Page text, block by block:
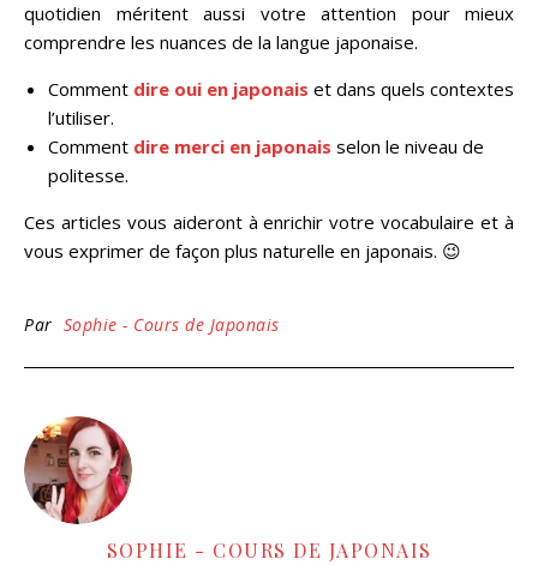
quotidien méritent aussi votre attention pour mieux
comprendre les nuances de la langue japonaise.
Comment dire oui en japonais et dans quels contextes
l’utiliser.
Comment dire merci en japonais selon le niveau de
politesse.
Ces articles vous aideront à enrichir votre vocabulaire et à
vous exprimer de façon plus naturelle en japonais. 😉
Par Sophie - Cours de Japonais
SOPHIE - COURS DE JAPONAIS